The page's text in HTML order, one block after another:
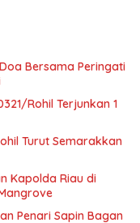
Bersama Peringati
Rohil Terjunkan 1
Turut Semarakkan
Kapolda Riau di
Penari Sapin Bagan